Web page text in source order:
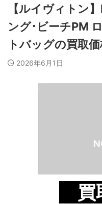
【ルイヴィトン
ング･ビーチPM
トバッグの買取
2026年6月1日